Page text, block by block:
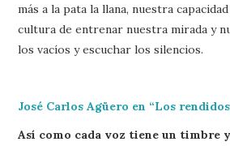
más a la pata la llana, nuestra
cultura de entrenar nuestra mirada y
los vacíos y escuchar los silencios.
José Carlos Agüero en “Los
Así como cada voz tiene un timbre